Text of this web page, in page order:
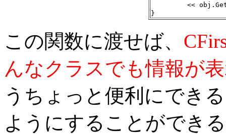
<<
}
この関数に渡せば、
んなクラスでも情報が
うちょっと便利にでき
ようにすることができ